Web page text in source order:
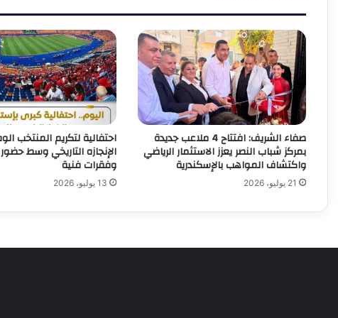
صفاء الشريف: افتتاح 4 ملاعب جديدة
بمركز شباب النصر يعزز الاستثمار الرياضي
واكتشاف المواهب بالإسكندرية
21 يوليو، 2026
احتفالية لتكريم المنتخب
الإنجازه التاريخي وسط
وفقرات فنية
13 يوليو، 2026